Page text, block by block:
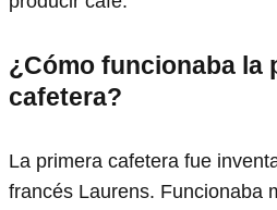
¿Cómo funcionaba la
cafetera?
La primera cafetera fue
francés Laurens. Funcionaba